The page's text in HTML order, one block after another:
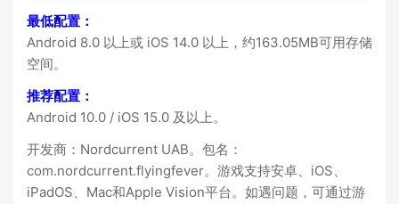
最低配置：
Android 8.0 以上或 iOS 14.0 以上，约163.05MB可用存储
空间。
推荐配置：
Android 10.0 / iOS 15.0 及以上。
开发商：Nordcurrent UAB。包名：
com.nordcurrent.flyingfever。游戏支持安卓、iOS、
iPadOS、Mac和Apple Vision平台。如遇问题，可通过游